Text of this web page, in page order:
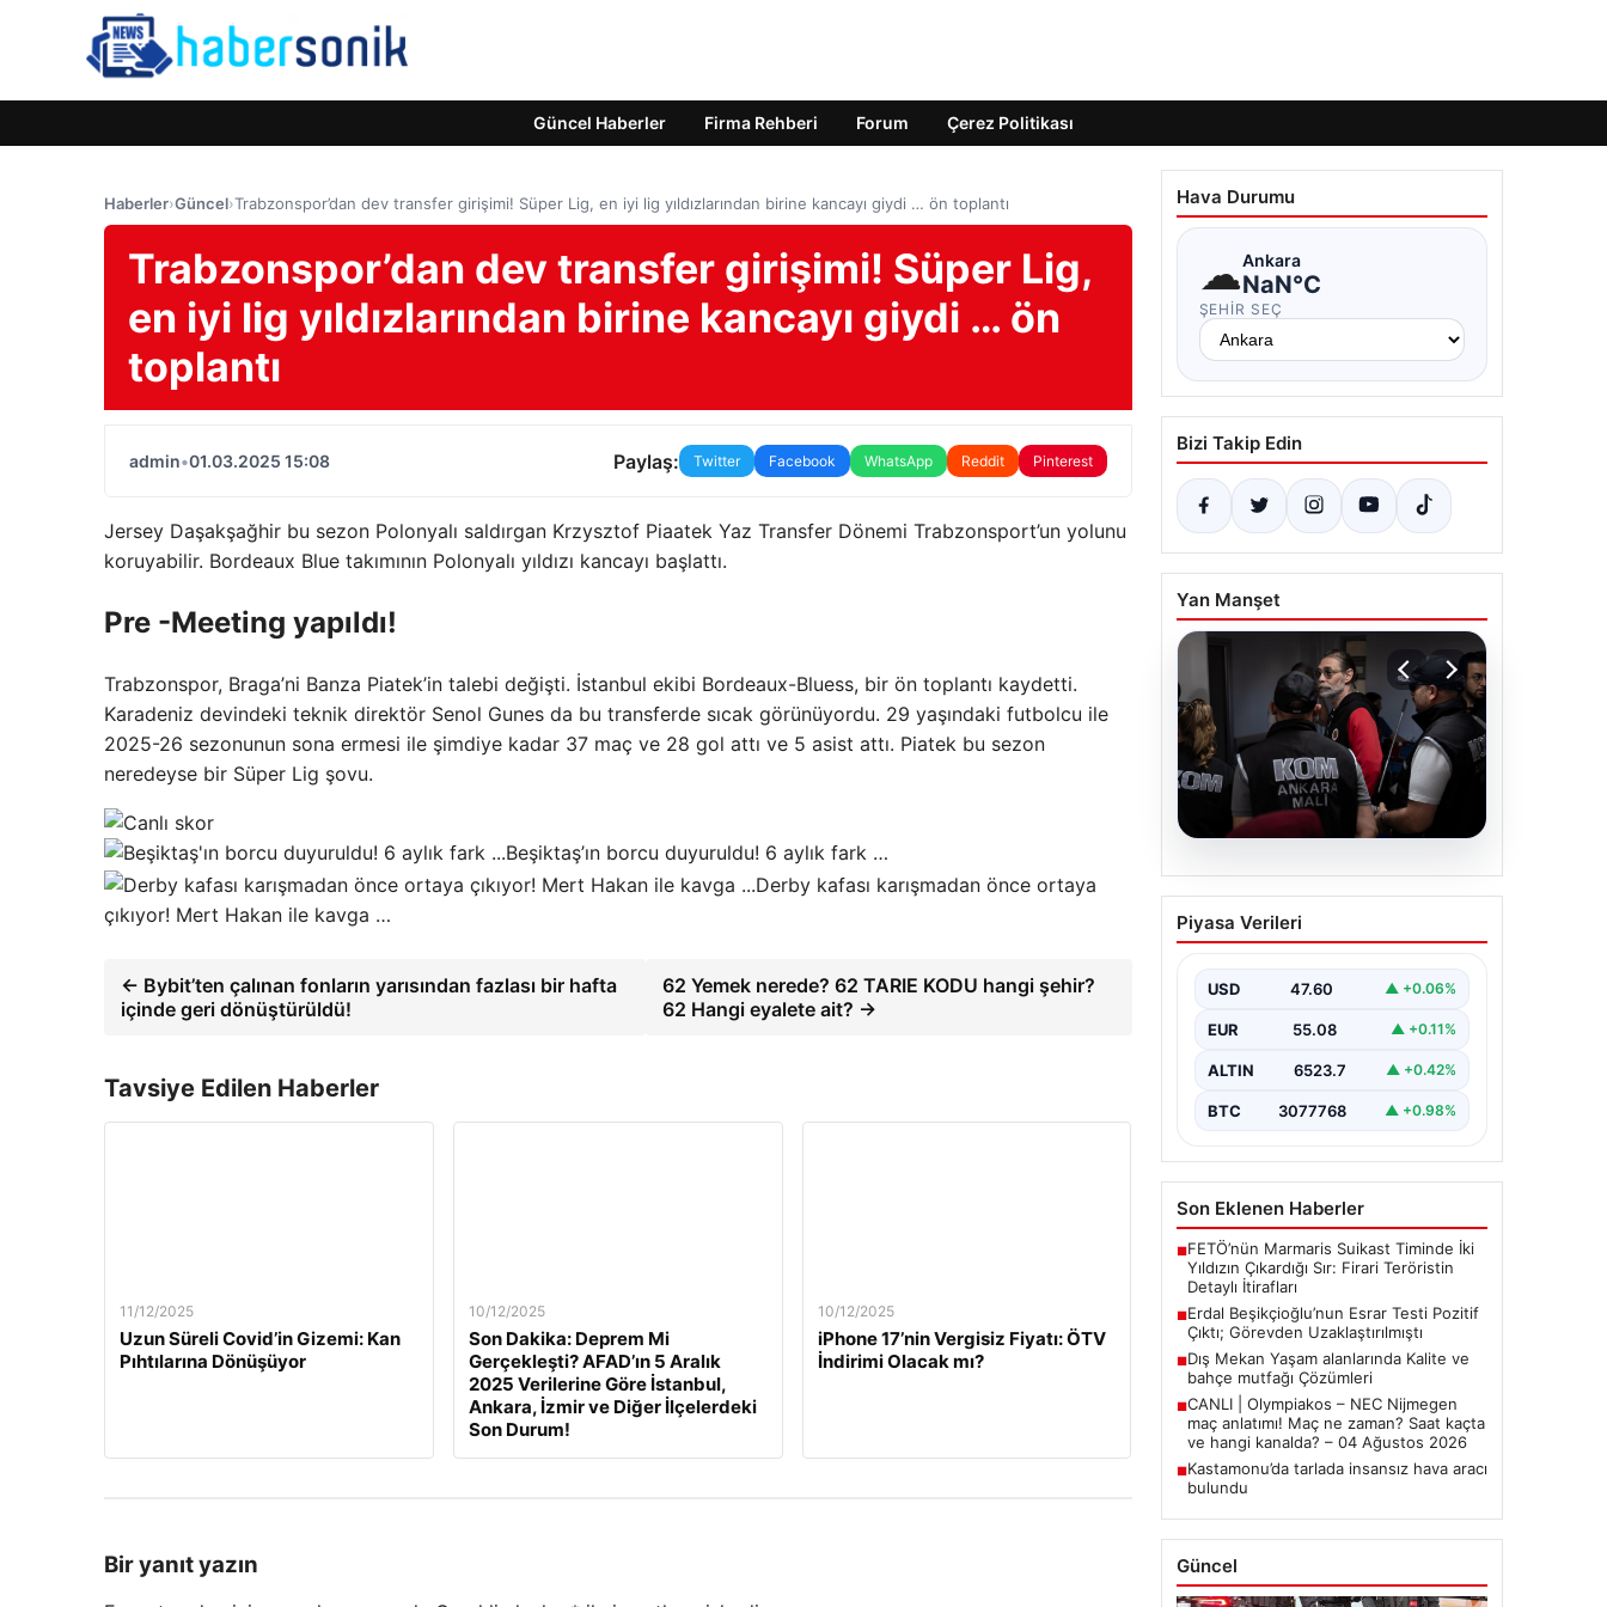
Güncel Haberler Firma Rehberi Forum Çerez Politikası
Haberler›Güncel›Trabzonspor’dan dev transfer girişimi! Süper Lig, en iyi lig yıldızlarından birine kancayı giydi … ön toplantı
Trabzonspor’dan dev transfer girişimi! Süper Lig,
en iyi lig yıldızlarından birine kancayı giydi … ön
toplantı
admin•01.03.2025 15:08 Paylaş: Twitter Facebook WhatsApp Reddit Pinterest
Jersey Daşakşağhir bu sezon Polonyalı saldırgan Krzysztof Piaatek Yaz Transfer Dönemi Trabzonsport’un yolunu
koruyabilir. Bordeaux Blue takımının Polonyalı yıldızı kancayı başlattı.
Pre -Meeting yapıldı!
Trabzonspor, Braga’ni Banza Piatek’in talebi değişti. İstanbul ekibi Bordeaux-Bluess, bir ön toplantı kaydetti.
Karadeniz devindeki teknik direktör Senol Gunes da bu transferde sıcak görünüyordu. 29 yaşındaki futbolcu ile
2025-26 sezonunun sona ermesi ile şimdiye kadar 37 maç ve 28 gol attı ve 5 asist attı. Piatek bu sezon
neredeyse bir Süper Lig şovu.
Beşiktaş’ın borcu duyuruldu! 6 aylık fark …
Derby kafası karışmadan önce ortaya
çıkıyor! Mert Hakan ile kavga …
← Bybit’ten çalınan fonların yarısından fazlası bir hafta
içinde geri dönüştürüldü!
62 Yemek nerede? 62 TARIE KODU hangi şehir?
62 Hangi eyalete ait? →
Tavsiye Edilen Haberler
11/12/2025
Uzun Süreli Covid’in Gizemi: Kan
Pıhtılarına Dönüşüyor
10/12/2025
Son Dakika: Deprem Mi
Gerçekleşti? AFAD’ın 5 Aralık
2025 Verilerine Göre İstanbul,
Ankara, İzmir ve Diğer İlçelerdeki
Son Durum!
10/12/2025
iPhone 17’nin Vergisiz Fiyatı: ÖTV
İndirimi Olacak mı?
Bir yanıt yazın
Hava Durumu
☁Ankara
NaN°C
ŞEHIR SEÇ
Bizi Takip Edin
Yan Manşet
Erdal Beşikçioğlu’nun
Esrar Testi Pozitif Çıktı;
Uzaklaştırılmıştı
CHP’li Etimesgut Belediyesi’nde
yapılan yolsuzluk ve rüşvet
tutuklanan Belediye Başkanı Erdal
Piyasa Verileri
USD 47.60 ▲ +0.06%
EUR 55.08 ▲ +0.11%
ALTIN 6523.7 ▲ +0.42%
BTC 3077768 ▲ +0.98%
Son Eklenen Haberler
■FETÖ’nün Marmaris Suikast Timinde İki
Yıldızın Çıkardığı Sır: Firari Teröristin
Detaylı İtirafları
■Erdal Beşikçioğlu’nun Esrar Testi Pozitif
Çıktı; Görevden Uzaklaştırılmıştı
■Dış Mekan Yaşam alanlarında Kalite ve
bahçe mutfağı Çözümleri
■CANLI | Olympiakos – NEC Nijmegen
maç anlatımı! Maç ne zaman? Saat kaçta
ve hangi kanalda? – 04 Ağustos 2026
■Kastamonu’da tarlada insansız hava aracı
bulundu
Güncel